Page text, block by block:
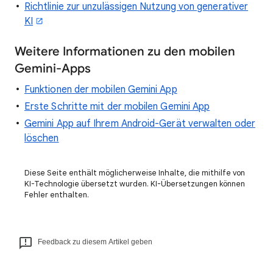
Richtlinie zur unzulässigen Nutzung von generativer
KI
Weitere Informationen zu den mobilen
Gemini-Apps
Funktionen der mobilen Gemini App
Erste Schritte mit der mobilen Gemini App
Gemini App auf Ihrem Android-Gerät verwalten oder
löschen
Diese Seite enthält möglicherweise Inhalte, die mithilfe von
KI-Technologie übersetzt wurden. KI-Übersetzungen können
Fehler enthalten.
Feedback zu diesem Artikel geben